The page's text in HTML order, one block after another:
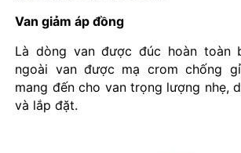
Van giảm áp đồng
Là dòng van được đúc hoàn toàn
ngoài van được mạ crom chống
mang đến cho van trọng lượng nhẹ,
và lắp đặt.